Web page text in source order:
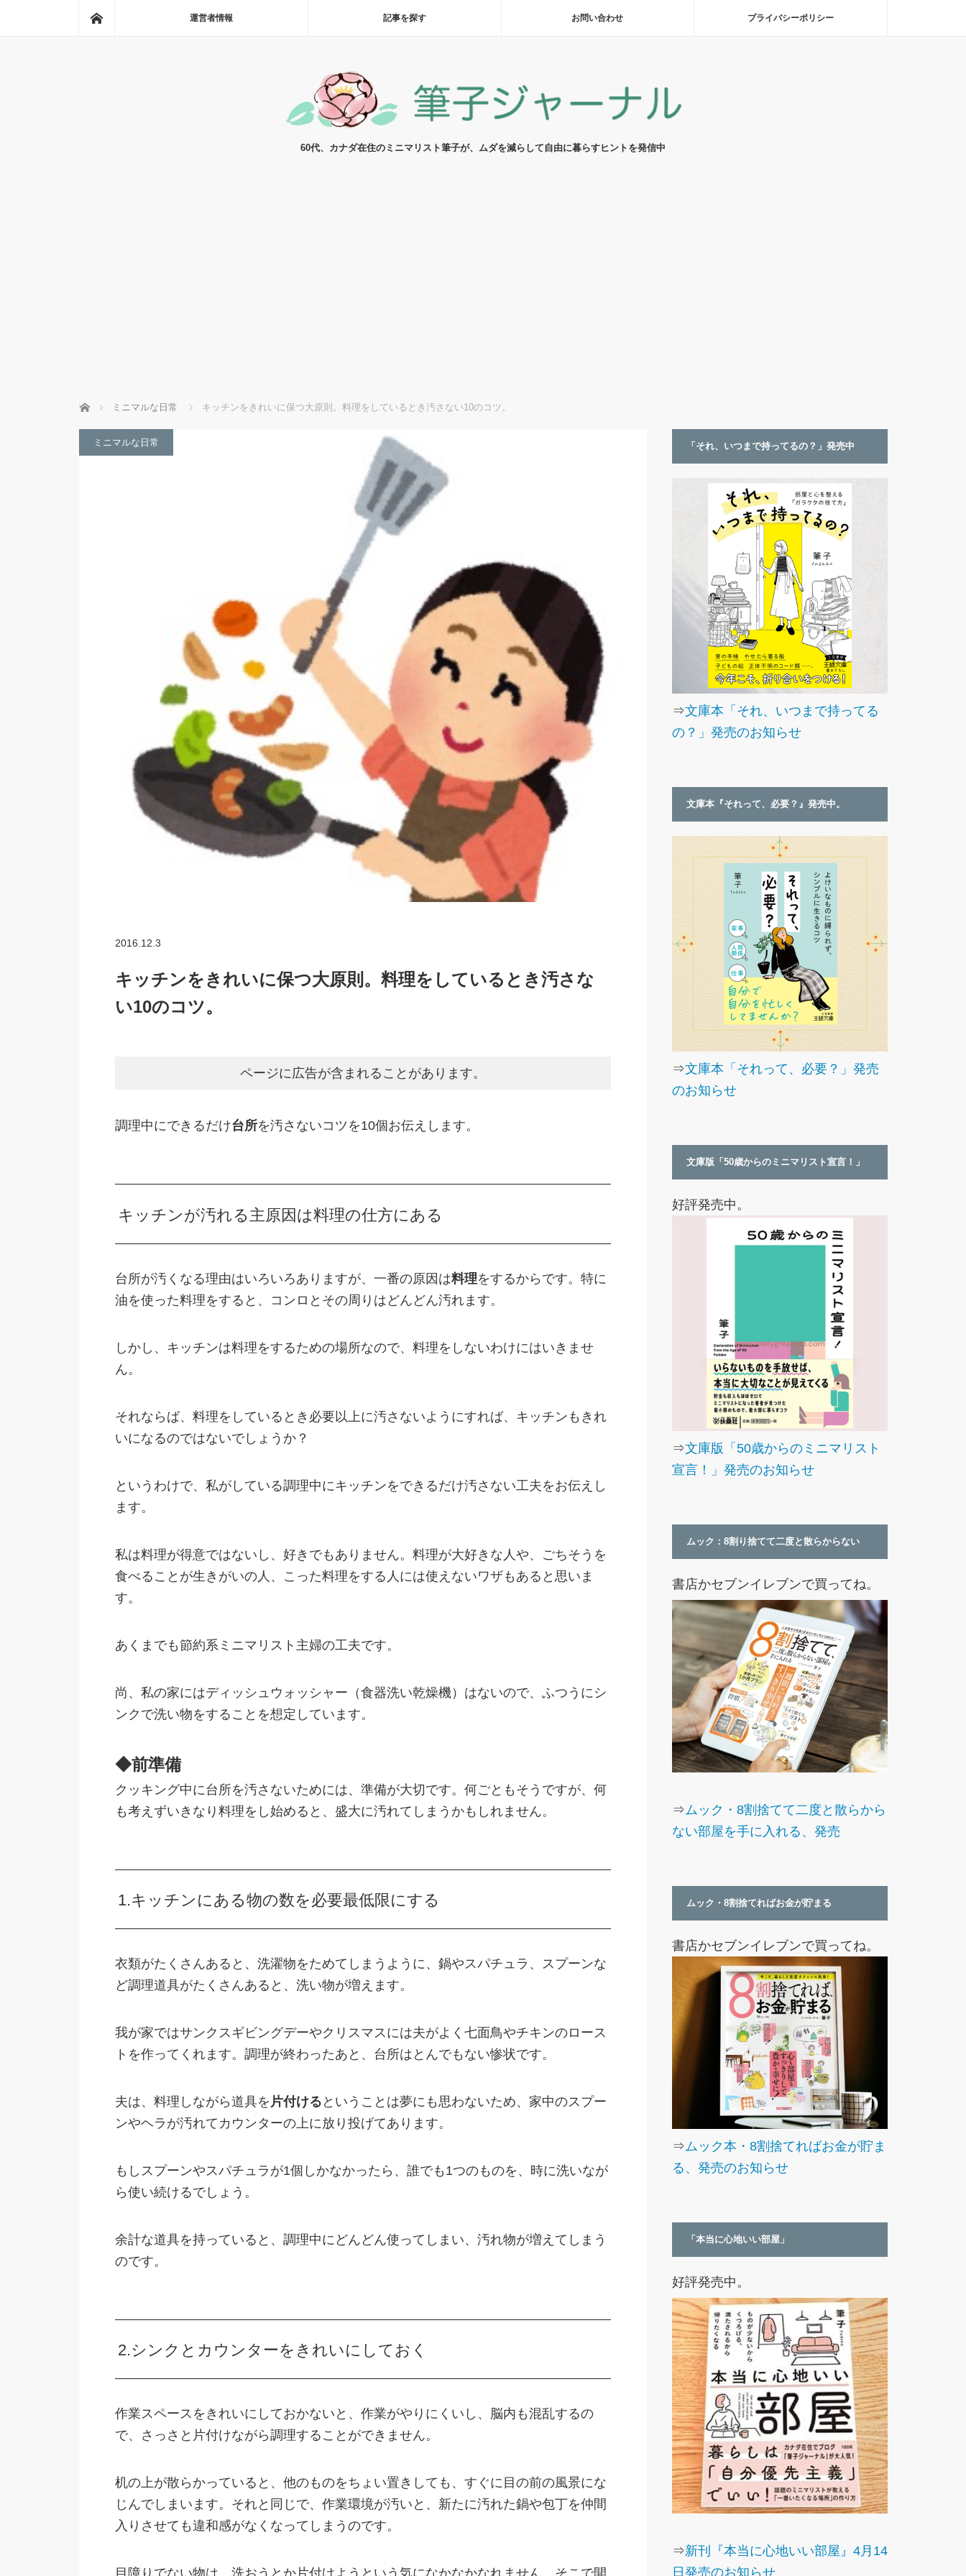
運営者情報 記事を探す お問い合わせ プライバシーポリシー
60代、カナダ在住のミニマリスト筆子が、ムダを減らして自由に暮らすヒントを発信中
ホーム ミニマルな日常 キッチンをきれいに保つ大原則。料理をしているとき汚さない10のコツ。
ミニマルな日常
2016.12.3
キッチンをきれいに保つ大原則。料理をしているとき汚さな
い10のコツ。
ページに広告が含まれることがあります。
調理中にできるだけ台所を汚さないコツを10個お伝えします。
キッチンが汚れる主原因は料理の仕方にある
台所が汚くなる理由はいろいろありますが、一番の原因は料理をするからです。特に
油を使った料理をすると、コンロとその周りはどんどん汚れます。
しかし、キッチンは料理をするための場所なので、料理をしないわけにはいきませ
ん。
それならば、料理をしているとき必要以上に汚さないようにすれば、キッチンもきれ
いになるのではないでしょうか？
というわけで、私がしている調理中にキッチンをできるだけ汚さない工夫をお伝えし
ます。
私は料理が得意ではないし、好きでもありません。料理が大好きな人や、ごちそうを
食べることが生きがいの人、こった料理をする人には使えないワザもあると思いま
す。
あくまでも節約系ミニマリスト主婦の工夫です。
尚、私の家にはディッシュウォッシャー（食器洗い乾燥機）はないので、ふつうにシ
ンクで洗い物をすることを想定しています。
◆前準備
クッキング中に台所を汚さないためには、準備が大切です。何ごともそうですが、何
も考えずいきなり料理をし始めると、盛大に汚れてしまうかもしれません。
1.キッチンにある物の数を必要最低限にする
衣類がたくさんあると、洗濯物をためてしまうように、鍋やスパチュラ、スプーンな
ど調理道具がたくさんあると、洗い物が増えます。
我が家ではサンクスギビングデーやクリスマスには夫がよく七面鳥やチキンのロース
トを作ってくれます。調理が終わったあと、台所はとんでもない惨状です。
夫は、料理しながら道具を 片付ける ということは夢にも思わないため、家中のスプー
ンやヘラが汚れてカウンターの上に放り投げてあります。
もしスプーンやスパチュラが1個しかなかったら、誰でも1つのものを、時に洗いなが
ら使い続けるでしょう。
余計な道具を持っていると、調理中にどんどん使ってしまい、汚れ物が増えてしまう
のです。
2.シンクとカウンターをきれいにしておく
作業スペースをきれいにしておかないと、作業がやりにくいし、脳内も混乱するの
で、さっさと片付けながら調理することができません。
机の上が散らかっていると、他のものをちょい置きしても、すぐに目の前の風景にな
じんでしまいます。それと同じで、作業環境が汚いと、新たに汚れた鍋や包丁を仲間
入りさせても違和感がなくなってしまうのです。
目障りでない物は、洗おうとか片付けようという気になかなかなれません。そこで開
「それ、いつまで持ってるの？」発売中
⇒文庫本「それ、いつまで持ってる
の？」発売のお知らせ
文庫本『それって、必要？』発売中。
⇒文庫本「それって、必要？」発売
のお知らせ
文庫版「50歳からのミニマリスト宣言！」
好評発売中。
⇒文庫版「50歳からのミニマリスト
宣言！」発売のお知らせ
ムック：8割り捨てて二度と散らからない
書店かセブンイレブンで買ってね。
⇒ムック・8割捨てて二度と散らから
ない部屋を手に入れる、発売
ムック・8割捨てればお金が貯まる
書店かセブンイレブンで買ってね。
⇒ムック本・8割捨てればお金が貯ま
る、発売のお知らせ
「本当に心地いい部屋」
好評発売中。
⇒新刊『本当に心地いい部屋』4月14
日発売のお知らせ